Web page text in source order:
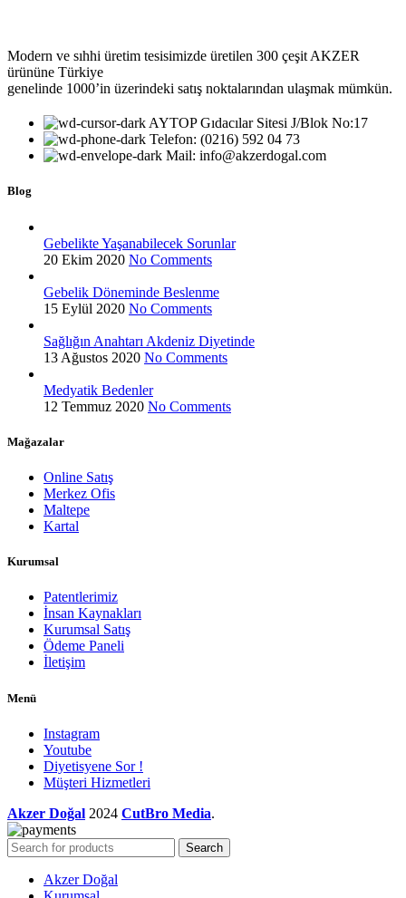
Modern ve sıhhi üretim tesisimizde üretilen 300 çeşit AKZER
ürününe Türkiye
genelinde 1000’in üzerindeki satış noktalarından ulaşmak mümkün.
AYTOP Gıdacılar Sitesi J/Blok No:17
Telefon: (0216) 592 04 73
Mail: info@akzerdogal.com
Blog
Gebelikte Yaşanabilecek Sorunlar
20 Ekim 2020 No Comments
Gebelik Döneminde Beslenme
15 Eylül 2020 No Comments
Sağlığın Anahtarı Akdeniz Diyetinde
13 Ağustos 2020 No Comments
Medyatik Bedenler
12 Temmuz 2020 No Comments
Mağazalar
Online Satış
Merkez Ofis
Maltepe
Kartal
Kurumsal
Patentlerimiz
İnsan Kaynakları
Kurumsal Satış
Ödeme Paneli
İletişim
Menü
Instagram
Youtube
Diyetisyene Sor !
Müşteri Hizmetleri
Akzer Doğal 2024 CutBro Media.
Search
Akzer Doğal